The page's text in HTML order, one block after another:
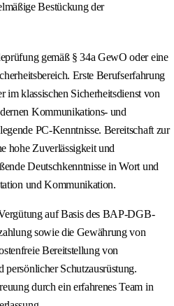
Bestückung der
gemäß § 34a GewO oder eine
Erste Berufserfahrung
im klassischen Sicherheitsdienst von
Kommunikations- und
PC-Kenntnisse. Bereitschaft zur
hohe Zuverlässigkeit und
Deutschkenntnisse in Wort und
und Kommunikation.
auf Basis des BAP-DGB-
sowie die Gewährung von
Bereitstellung von
Schutzausrüstung.
durch ein erfahrenes Team in